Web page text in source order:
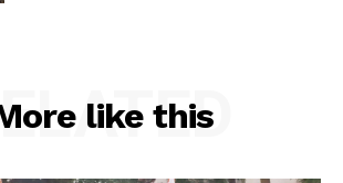
like this